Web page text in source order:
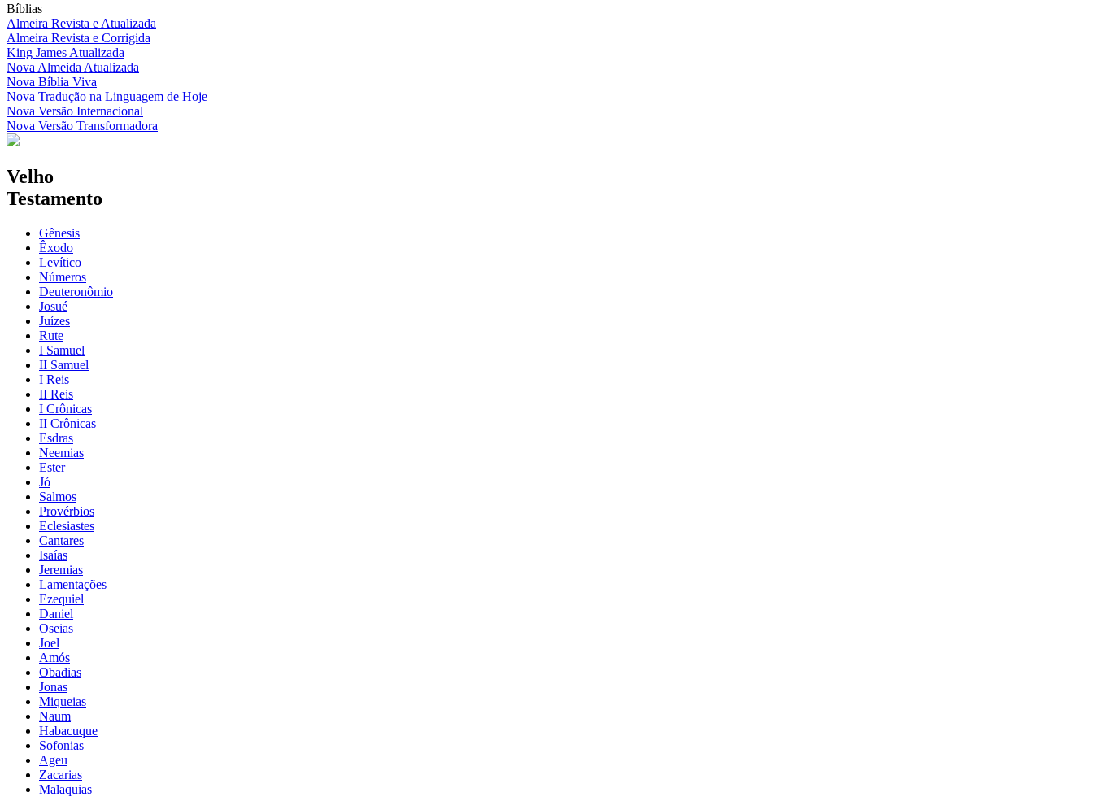
Bíblias
Almeira Revista e Atualizada
Almeira Revista e Corrigida
King James Atualizada
Nova Almeida Atualizada
Nova Bíblia Viva
Nova Tradução na Linguagem de Hoje
Nova Versão Internacional
Nova Versão Transformadora
Velho
Testamento
Gênesis
Êxodo
Levítico
Números
Deuteronômio
Josué
Juízes
Rute
I Samuel
II Samuel
I Reis
II Reis
I Crônicas
II Crônicas
Esdras
Neemias
Ester
Jó
Salmos
Provérbios
Eclesiastes
Cantares
Isaías
Jeremias
Lamentações
Ezequiel
Daniel
Oseias
Joel
Amós
Obadias
Jonas
Miqueias
Naum
Habacuque
Sofonias
Ageu
Zacarias
Malaquias